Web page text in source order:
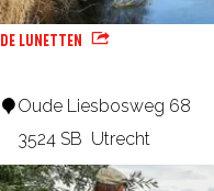
&
B
r
e
m
a
T
DE LUNETTEN
D
L
Oude Liesbosweg 68
3524 SB Utrecht